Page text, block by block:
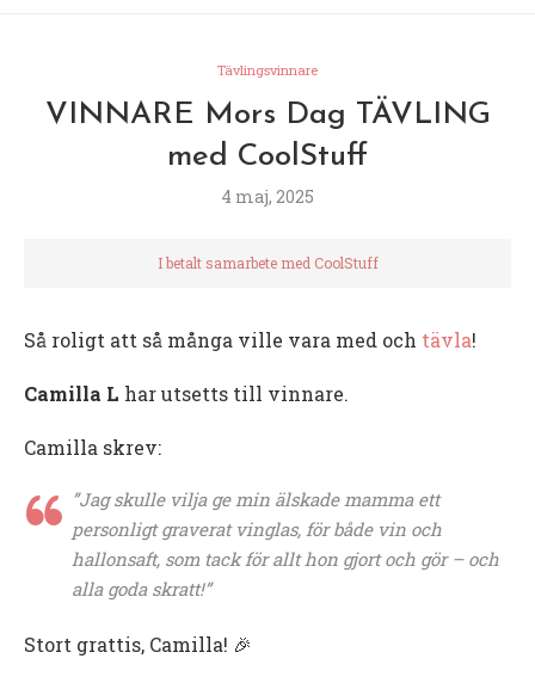
Tävlingsvinnare
VINNARE Mors Dag TÄVLING
med CoolStuff
4 maj, 2025
I betalt samarbete med CoolStuff
Så roligt att så många ville vara med och tävla!
Camilla L har utsetts till vinnare.
Camilla skrev:
”Jag skulle vilja ge min älskade mamma ett
personligt graverat vinglas, för både vin och
hallonsaft, som tack för allt hon gjort och gör – och
alla goda skratt!”
Stort grattis, Camilla! 🎉